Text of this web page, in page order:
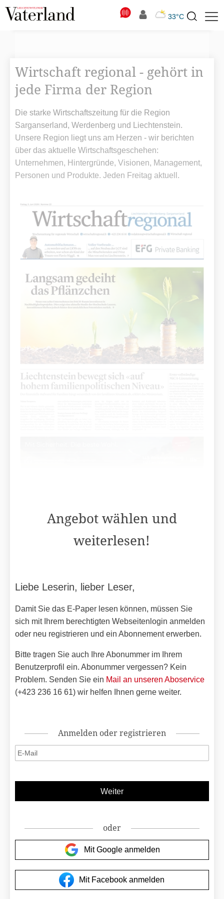
33°CSuchbegriff
Wirtschaft regional - gehört in
jede Firma der Region
Die starke Wirtschaftszeitung für die Region
Sarganserland, Werdenberg und Liechtenstein.
Unsere Region liegt uns am Herzen - wir berichten
über das aktuelle Wirtschaftsgeschehen:
Unternehmen, Hintergründe, Visionen, Management,
Personen und Produkte. Jeden Freitag aktuell.
Angebot wählen und
weiterlesen!
Liebe Leserin, lieber Leser,
Damit Sie das E-Paper lesen können, müssen Sie
sich mit Ihrem berechtigten Webseitenlogin anmelden
oder neu registrieren und ein Abonnement erwerben.
Bitte tragen Sie auch Ihre Abonummer im Ihrem
Benutzerprofil ein. Abonummer vergessen? Kein
Problem. Senden Sie ein Mail an unseren Aboservice
(+423 236 16 61) wir helfen Ihnen gerne weiter.
Anmelden oder registrieren
oder
Mit Google anmelden
Mit Facebook anmelden